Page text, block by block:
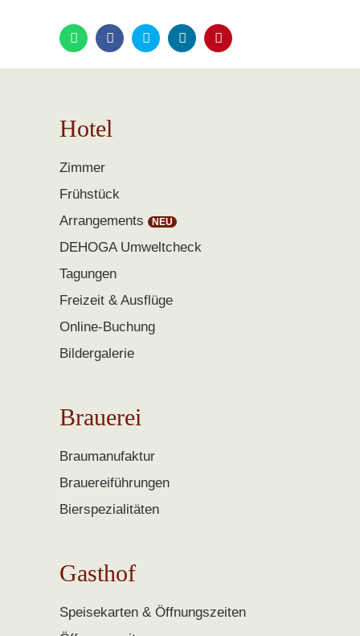
Hotel
Zimmer
Frühstück
Arrangements
DEHOGA Umweltcheck
Tagungen
Freizeit & Ausflüge
Online-Buchung
Bildergalerie
Brauerei
Braumanufaktur
Brauereiführungen
Bierspezialitäten
Gasthof
Speisekarten & Öffnungszeiten